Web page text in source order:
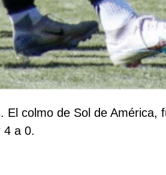
El colmo de Sol de América,
4 a 0.